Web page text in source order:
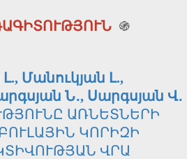
֍
Մանուկյան Լ.,
Ն․, Սարգսյան Վ․
ԱՌՆԵՏՆԵՐԻ
ԿՈՐԻԶԻ
ՎՐԱ